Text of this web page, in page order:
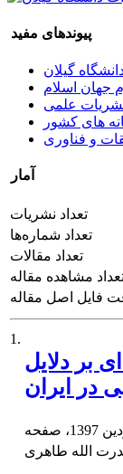
پیوندهای مفید
گیلان
جهان اسلام
نشریات علمی
های کشور
و فناوری
آمار
تعداد نشریات
تعداد شماره‌ها
تعداد مقالات
مشاهده مقاله
فایل اصل مقاله
1.
بر دلایل
در ایران
الله طاهری